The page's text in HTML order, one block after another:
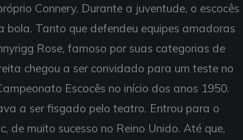
Connery. Durante a juventude, o escocês
Tanto que defendeu equipes amadoras
Rose, famoso por suas categorias de
chegou a ser convidado para um teste no
Escocês no início dos anos 1950.
a ser fisgado pelo teatro. Entrou para o
de muito sucesso no Reino Unido. Até que,